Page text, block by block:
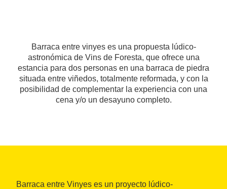
Barraca entre vinyes es una propuesta lúdico-
astronómica de Vins de Foresta, que ofrece una
estancia para dos personas en una barraca de piedra
situada entre viñedos, totalmente reformada, y con la
posibilidad de complementar la experiencia con una
cena y/o un desayuno completo.
Barraca entre Vinyes es un proyecto lúdico-